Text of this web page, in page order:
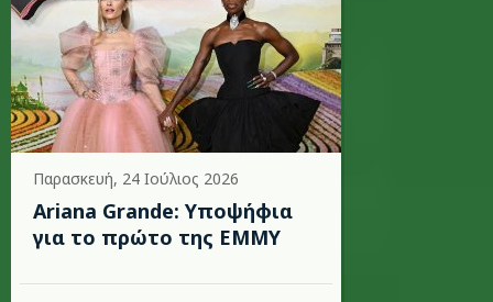
Παρασκευή, 24 Ιούλιος 2026
Ariana Grande: Υποψήφια
για το πρώτο της EMMY